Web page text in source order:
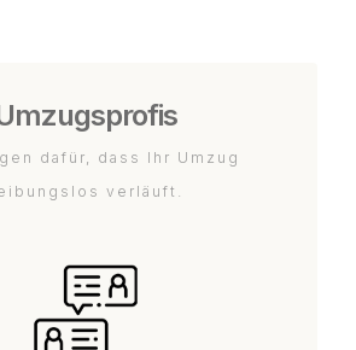
dafür, dass Ihr Umzug
verläuft.